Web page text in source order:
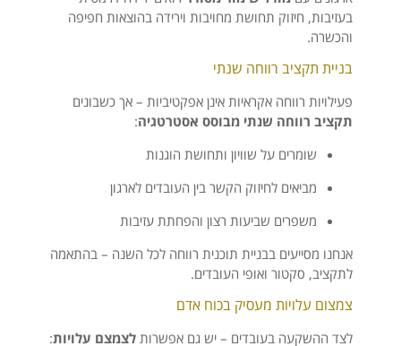
בעזיבות, חיזוק תחושת מחויבות וירידה בהוצאות חפיפה
והכשרה.
בניית תקציב רווחה שנתי
פעילויות רווחה אקראיות אינן אפקטיביות – אך כשבונים
תקציב רווחה שנתי מבוסס אסטרטגיה:
שומרים על שוויון ותחושת הוגנות
מביאים לחיזוק הקשר בין העובדים לארגון
משפרים שביעות רצון והפחתת עזיבות
אנחנו מסייעים בבניית תוכנית רווחה לכל השנה – בהתאמה
לתקציב, סקטור ואופי העובדים.
צמצום עלויות מעסיק בכוח אדם
לצד ההשקעה בעובדים – יש גם אפשרות לצמצם עלויות: